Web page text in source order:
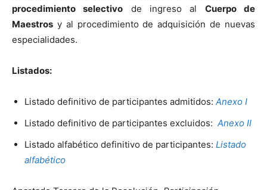
procedimiento selectivo de ingreso al Cuerpo de
Maestros y al procedimiento de adquisición de nuevas
especialidades.
Listados:
Listado definitivo de participantes admitidos: Anexo I
Listado definitivo de participantes excluidos: Anexo II
Listado alfabético definitivo de participantes: Listado
alfabético